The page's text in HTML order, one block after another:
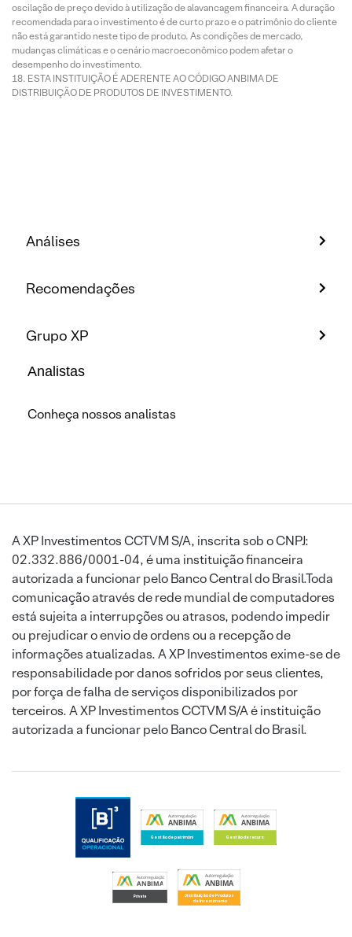
oscilação de preço devido à utilização de alavancagem financeira. A duração
recomendada para o investimento é de curto prazo e o patrimônio do cliente
não está garantido neste tipo de produto. As condições de mercado,
mudanças climáticas e o cenário macroeconômico podem afetar o
desempenho do investimento.
ESTA INSTITUIÇÃO É ADERENTE AO CÓDIGO ANBIMA DE
DISTRIBUIÇÃO DE PRODUTOS DE INVESTIMENTO.
Análises
Recomendações
Grupo XP
Analistas
Conheça nossos analistas
A XP Investimentos CCTVM S/A, inscrita sob o CNPJ:
02.332.886/0001-04, é uma instituição financeira
autorizada a funcionar pelo Banco Central do Brasil.Toda
comunicação através de rede mundial de computadores
está sujeita a interrupções ou atrasos, podendo impedir
ou prejudicar o envio de ordens ou a recepção de
informações atualizadas. A XP Investimentos exime-se de
responsabilidade por danos sofridos por seus clientes,
por força de falha de serviços disponibilizados por
terceiros. A XP Investimentos CCTVM S/A é instituição
autorizada a funcionar pelo Banco Central do Brasil.